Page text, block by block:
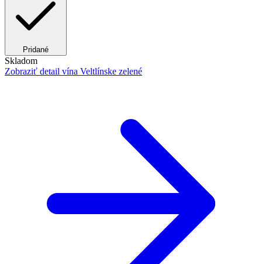
Pridané
Skladom
Zobraziť detail vína Veltlínske zelené